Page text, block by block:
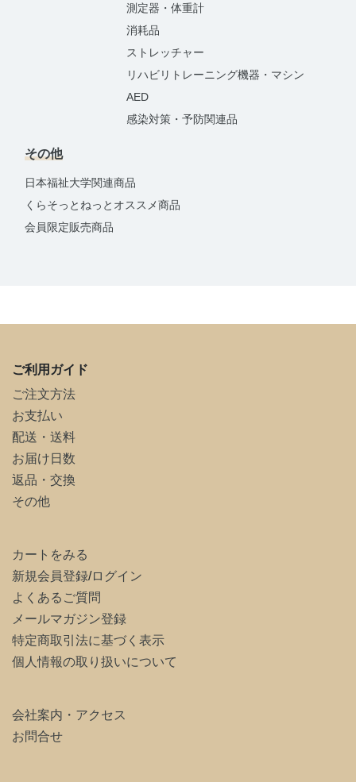
測定器・体重計
消耗品
ストレッチャー
リハビリトレーニング機器・マシン
AED
感染対策・予防関連品
その他
日本福祉大学関連商品
くらそっとねっとオススメ商品
会員限定販売商品
ご利用ガイド
ご注文方法
お支払い
配送・送料
お届け日数
返品・交換
その他
カートをみる
新規会員登録/ログイン
よくあるご質問
メールマガジン登録
特定商取引法に基づく表示
個人情報の取り扱いについて
会社案内・アクセス
お問合せ